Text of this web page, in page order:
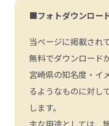
■フォトダウンロー
当ページに掲載され
無料でダウンロード
宮崎県の知名度・イ
るようなものに対し
します。